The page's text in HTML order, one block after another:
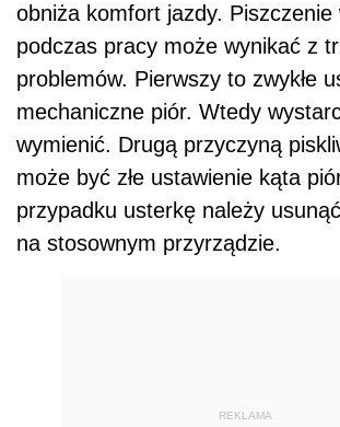
obniża komfort jazdy. Piszczenie
podczas pracy może wynikać z
problemów. Pierwszy to zwykłe
mechaniczne piór. Wtedy
wymienić. Drugą przyczyną
może być złe ustawienie kąta
przypadku usterkę należy
na stosownym przyrządzie.
REKLAMA